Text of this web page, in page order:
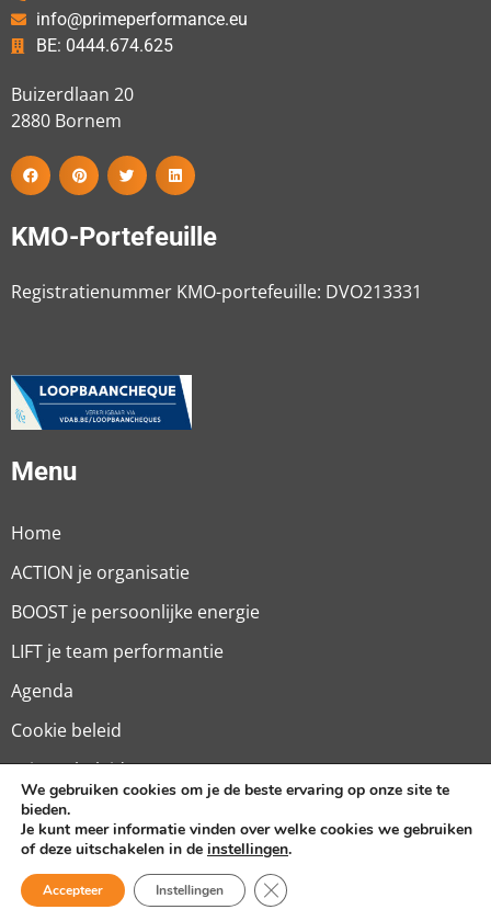
info@primeperformance.eu
BE: 0444.674.625
Buizerdlaan 20
2880 Bornem
KMO-Portefeuille
Registratienummer KMO-portefeuille: DVO213331
Menu
Home
ACTION je organisatie
BOOST je persoonlijke energie
LIFT je team performantie
Agenda
Cookie beleid
Privacy beleid
Algemene Voorwaarden
© Prime Performance 2026 – kickstarted by
We gebruiken cookies om je de beste ervaring op onze site te
bieden.
Je kunt meer informatie vinden over welke cookies we gebruiken
of deze uitschakelen in de instellingen.
Accepteer Instellingen Close GDPR Cookie Banner